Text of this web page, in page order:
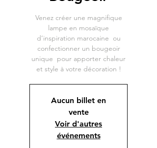
Venez créer une magnifique
lampe en mosaïque
d’inspiration marocaine ou
confectionner un bougeoir
unique pour apporter chaleur
et style à votre décoration !
Aucun billet en
vente
Voir d'autres
événements